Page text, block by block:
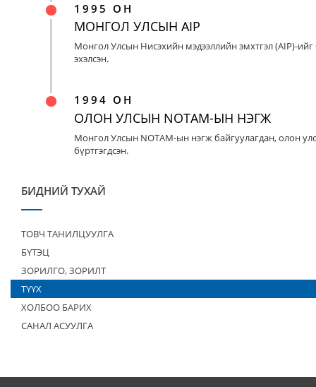
1995 ОН
МОНГОЛ УЛСЫН AIP
Монгол Улсын Нисэхийн мэдээллийн эмхтгэл (AIP)-
эхэлсэн.
1994 ОН
ОЛОН УЛСЫН NOTAM-ЫН НЭГЖ
Монгол Улсын NOTAM-ын нэгж байгуулагдан, олон
бүртгэгдсэн.
БИДНИЙ ТУХАЙ
ТОВЧ ТАНИЛЦУУЛГА
БҮТЭЦ
ЗОРИЛГО, ЗОРИЛТ
ТҮҮХ
ХОЛБОО БАРИХ
САНАЛ АСУУЛГА